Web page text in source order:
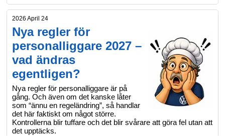
2026 April 24
Nya regler för
personalliggare 2027 –
vad ändras
egentligen?
Nya regler för personalliggare är på
gång. Och även om det kanske låter
som “ännu en regeländring”, så handlar
det här faktiskt om något större.
Kontrollerna blir tuffare och det blir svårare att göra fel utan att
det upptäcks.